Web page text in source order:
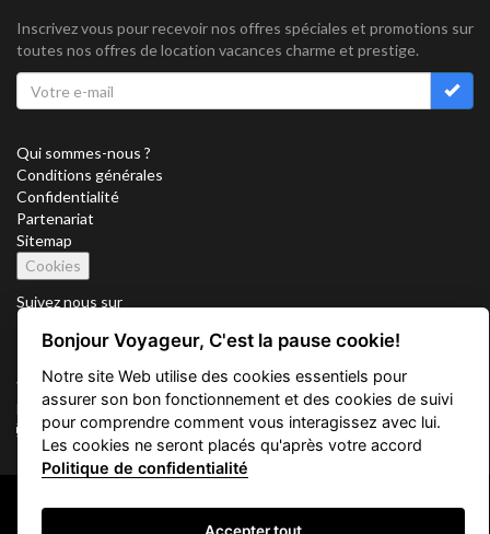
Inscrivez vous pour recevoir nos offres spéciales et promotions sur
toutes nos offres de location vacances charme et prestige.
Qui sommes-nous ?
Conditions générales
Confidentialité
Partenariat
Sitemap
Cookies
Suivez nous sur
Vacation Key Corp. 2905 Point East Drive #L-215. Aventura.
FLORIDA 33160.
info@vacationkey.com
Copyright © 2026 Vacation Key Corp.
Bonjour Voyageur, C'est la pause cookie!
Notre site Web utilise des cookies essentiels pour
assurer son bon fonctionnement et des cookies de suivi
pour comprendre comment vous interagissez avec lui.
Les cookies ne seront placés qu'après votre accord
Politique de confidentialité